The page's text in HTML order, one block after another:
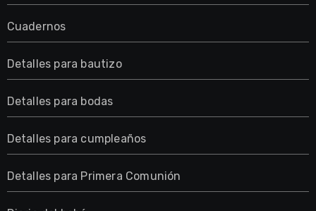
Cuadernos
Detalles para bautizo
Detalles para bodas
Detalles para cumpleaños
Detalles para Primera Comunión